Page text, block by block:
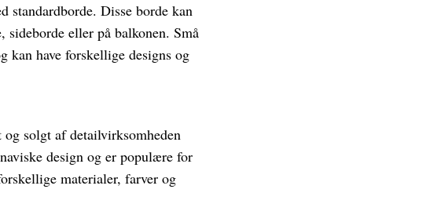
standardborde. Disse borde kan
eller på balkonen. Små
kan have forskellige designs og
og solgt af detailvirksomheden
design og er populære for
materialer, farver og